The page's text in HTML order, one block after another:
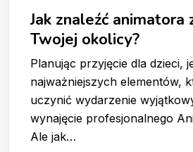
Jak znaleźć animatora
Twojej okolicy?
Planując przyjęcie dla dzieci,
najważniejszych elementów,
uczynić wydarzenie
wynajęcie profesjonalnego
Ale jak…